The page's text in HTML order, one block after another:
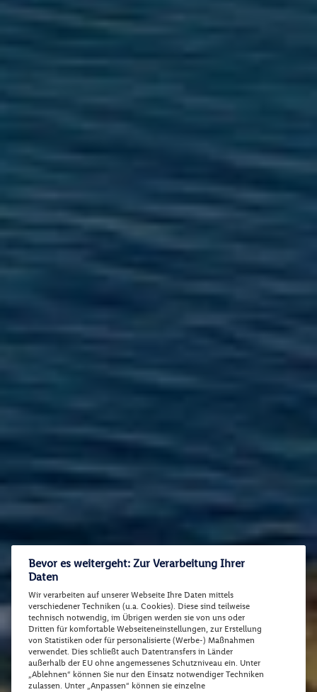
Bevor es weitergeht: Zur Verarbeitung Ihrer
Daten
Wir verarbeiten auf unserer Webseite Ihre Daten mittels
verschiedener Techniken (u.a. Cookies). Diese sind teilweise
technisch notwendig, im Übrigen werden sie von uns oder
Dritten für komfortable Webseiteneinstellungen, zur Erstellung
von Statistiken oder für personalisierte (Werbe-) Maßnahmen
verwendet. Dies schließt auch Datentransfers in Länder
außerhalb der EU ohne angemessenes Schutzniveau ein. Unter
„Ablehnen“ können Sie nur den Einsatz notwendiger Techniken
zulassen. Unter „Anpassen“ können sie einzelne